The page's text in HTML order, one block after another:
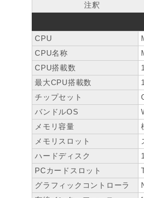
注釈
CPU
CPU名称
CPU搭載数
1
最大CPU搭載数
1
チップセット
バンドルOS
メモリ容量
メモリスロット
ハードディスク
PCカードスロット
グラフィックコントローラ